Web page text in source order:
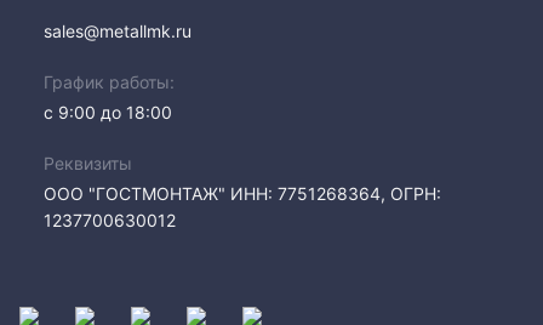
sales@metallmk.ru
График работы:
с 9:00 до 18:00
Реквизиты
ООО "ГОСТМОНТАЖ" ИНН: 7751268364, ОГРН:
1237700630012